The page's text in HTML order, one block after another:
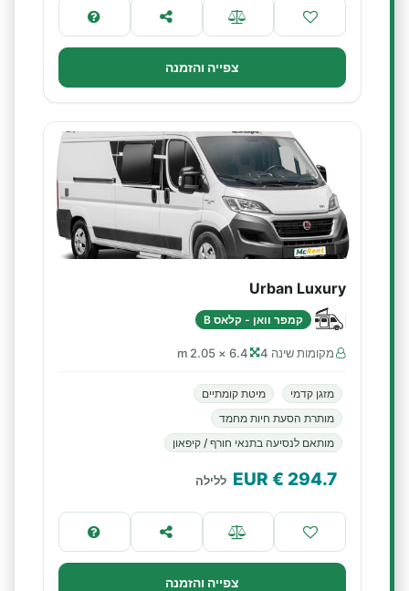
צפייה והזמנה
Urban Luxury
קמפר וואן - קלאס B
מקומות שינה 4 6.4 × 2.05 m
מזגן קדמי
מיטת קומתיים
מותרת הסעת חיות מחמד
מותאם לנסיעה בתנאי חורף / קיפאון
294.7
€ EUR ללילה
צפייה והזמנה